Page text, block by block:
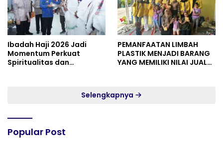
Ibadah Haji 2026 Jadi
Momentum Perkuat
Spiritualitas dan
PEMANFAATAN LIMBAH
PLASTIK MENJADI BARANG
YANG MEMILIKI NILAI JUAL
Selengkapnya
Popular Post